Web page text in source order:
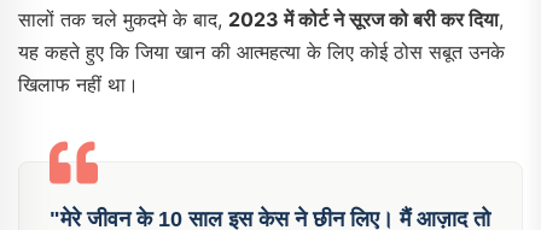
सालों तक चले मुकदमे के बाद, 2023 में कोर्ट ने सूरज को बरी कर दिया,
यह कहते हुए कि जिया खान की आत्महत्या के लिए कोई ठोस सबूत उनके
खिलाफ नहीं था।
"मेरे जीवन के 10 साल इस केस ने छीन लिए। मैं आज़ाद तो